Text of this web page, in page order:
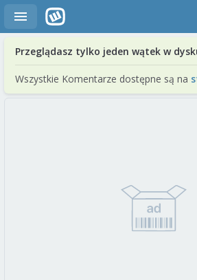
Przeglądasz tylko jeden wątek w
Wszystkie Komentarze dostępne są na